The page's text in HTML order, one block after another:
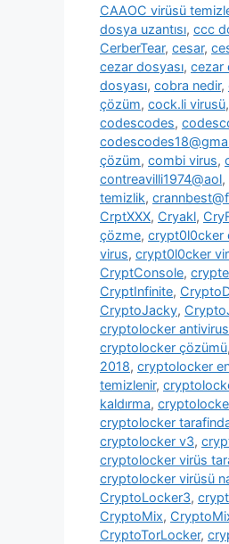
CAAOC virüsü
dosya uzantısı, ccc
CerberTear, cesar,
cezar dosyası, cezar
dosyası, cobra nedir,
çözüm, cock.li virusü,
codescodes,
çözüm, combi virus,
contreavilli1974@aol,
temizlik,
CrptXXX, Cryakl,
çözme, crypt0l0cker
virus, crypt0l0cker
CryptConsole,
CryptInfinite,
CryptoJacky,
cryptolocker antivirus
cryptolocker çözümü,
2018, cryptolocker
temizlenir,
kaldırma,
cryptolocker
cryptolocker v3,
cryptolocker virüs
cryptolocker virüsü
CryptoLocker3,
CryptoMix,
CryptoTorLocker,